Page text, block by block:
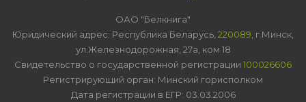
ОАО "Белкнига"
Юридический адрес: Республика Беларусь, 220089 , г.Минск,
ул.Железнодорожная, 27а, ком 18
Свидетельство о государственной регистрации 100026606
Регистрирующий орган: Минский горисполком
Дата регистрации в ЕГР: 03.03.2006